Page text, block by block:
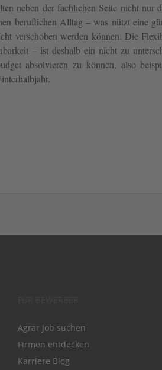
neben der fachlichen Seite nicht nur
beruflichen Alltag – was nützt eine
verschoben werden können. Die
– ist deshalb ein nicht zu
absolvieren zu können, also
Agrar Job suchen
Firmen entdecken
Karriere Blog